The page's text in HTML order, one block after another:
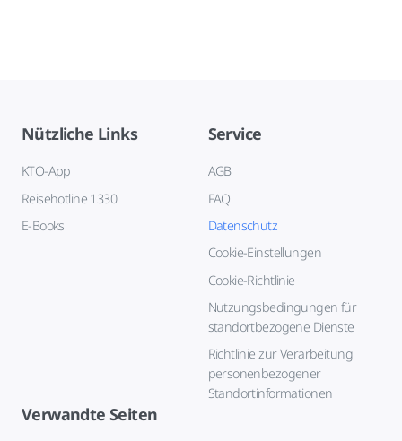
Nützliche Links
KTO-App
Reisehotline 1330
E-Books
Service
AGB
FAQ
Datenschutz
Cookie-Einstellungen
Cookie-Richtlinie
Nutzungsbedingungen für
standortbezogene Dienste
Richtlinie zur Verarbeitung
personenbezogener
Standortinformationen
Verwandte Seiten